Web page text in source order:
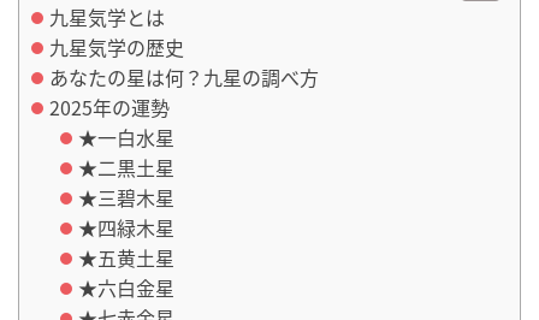
九星気学とは
九星気学の歴史
あなたの星は何？九星の調べ方
2025年の運勢
★一白水星
★二黒土星
★三碧木星
★四緑木星
★五黄土星
★六白金星